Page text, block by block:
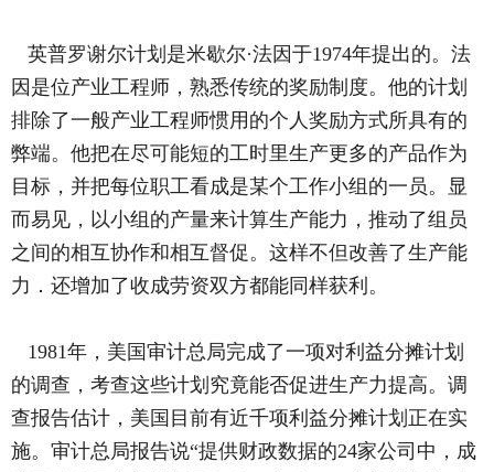
英普罗谢尔计划是米歇尔·法因于1974年提出的。法
因是位产业工程师，熟悉传统的奖励制度。他的计划
排除了一般产业工程师惯用的个人奖励方式所具有的
弊端。他把在尽可能短的工时里生产更多的产品作为
目标，并把每位职工看成是某个工作小组的一员。显
而易见，以小组的产量来计算生产能力，推动了组员
之间的相互协作和相互督促。这样不但改善了生产能
力．还增加了收成劳资双方都能同样获利。
1981年，美国审计总局完成了一项对利益分摊计划
的调查，考查这些计划究竟能否促进生产力提高。调
查报告估计，美国目前有近千项利益分摊计划正在实
施。审计总局报告说“提供财政数据的24家公司中，成